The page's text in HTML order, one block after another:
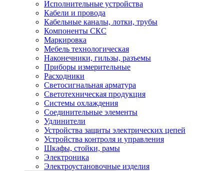
Исполнительные устройства
Кабели и провода
Кабельные каналы, лотки, трубы
Компоненты СКС
Маркировка
Мебель технологическая
Наконечники, гильзы, разъемы
Приборы измерительные
Расходники
Светосигнальная арматура
Светотехническая продукция
Системы охлаждения
Соединительные элементы
Удлинители
Устройства защиты электрических цепей
Устройства контроля и управления
Шкафы, стойки, рамы
Электроника
Электроустановочные изделия